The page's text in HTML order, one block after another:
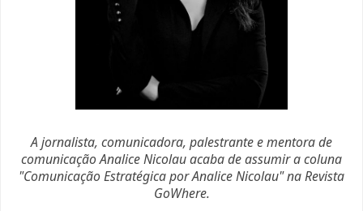
A jornalista, comunicadora, palestrante e mentora de
comunicação Analice Nicolau acaba de assumir a coluna
"Comunicação Estratégica por Analice Nicolau" na Revista
GoWhere.